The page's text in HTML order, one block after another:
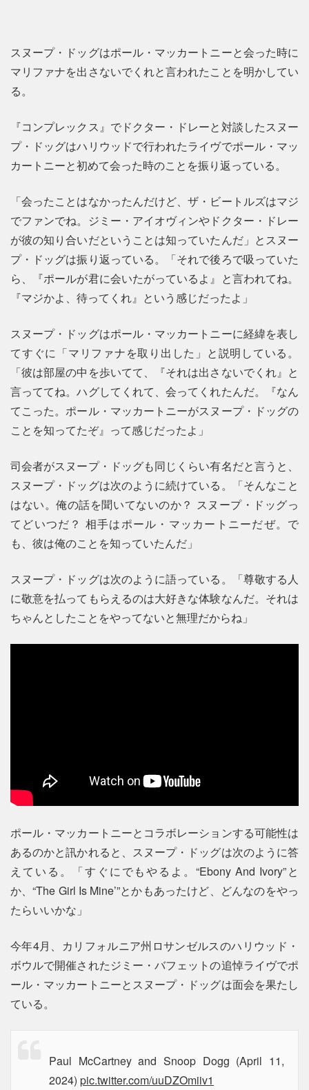
スヌープ・ドッグはポール・マッカートニーと会った時に
マリファナを出さないでくれと言われたことを明かしてい
る。
『コンプレックス』でドクター・ドレーと対談したスヌー
プ・ドッグはハリウッドで行われたライヴでポール・マッ
カートニーと初めて会った時のことを振り返っている。
「会ったことはなかったんだけど、ザ・ビートルズはマジ
でファンでね。ジミー・アイオヴィンやドクター・ドレー
が彼の知り合いだということは知っていたんだ」とスヌー
プ・ドッグは振り返っている。「それで後ろで吸っていた
ら、『ポールが君に会いたがっているよ』と言われてね。
『マジかよ、待ってくれ』という感じだったよ」
スヌープ・ドッグはポール・マッカートニーに経緯を表し
てすぐに「マリファナを取り出した」と説明している。
「彼は部屋の中を歩いてて、『それは出さないでくれ』と
言っててね。ハグしてくれて、会ってくれたんだ。『なん
てこった。ポール・マッカートニーがスヌープ・ドッグの
ことを知ってたぞ』って感じだったよ」
司会者がスヌープ・ドッグも同じくらい有名だと言うと、
スヌープ・ドッグは次のように続けている。「そんなこと
はない。俺の話を聞いてないのか？ スヌープ・ドッグっ
てどいつだ？ 相手はポール・マッカートニーだぜ。で
も、彼は俺のことを知っていたんだ」
スヌープ・ドッグは次のように語っている。「尊敬する人
に敬意を払ってもらえるのは大好きな体験なんだ。それは
ちゃんとしたことをやってないと無理だからね」
ポール・マッカートニーとコラボレーションする可能性は
あるのかと訊かれると、スヌープ・ドッグは次のように答
えている。「すぐにでもやるよ。“Ebony And Ivory”と
か、“The Girl Is Mine’”とかもあったけど、どんなのをやっ
たらいいかな」
今年4月、カリフォルニア州ロサンゼルスのハリウッド・
ボウルで開催されたジミー・バフェットの追悼ライヴでポ
ール・マッカートニーとスヌープ・ドッグは面会を果たし
ている。
Paul McCartney and Snoop Dogg (April 11,
2024) pic.twitter.com/uuDZOmiiv1